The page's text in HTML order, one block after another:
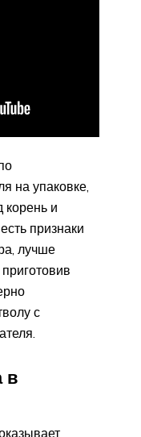
на упаковке,
корень и
признаки
лучше
с
в